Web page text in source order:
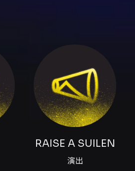
LIVE 2026「Boot
，採用富有攻擊性的數碼搖滾
19:00 — 亞洲國際博覽館 10
場座位，座位將依門票座號入
機配位）。 票務與購票流程
平台：KKTIX（須為 KKTIX 會員
電郵驗證）。 - 本活動採實名
registration）：登記期為
每位 KKTIX 會員每場最多提交
多登記 2 張門票，每筆訂單最
果將於 2026-06-03
RAISE A SUILEN
演出